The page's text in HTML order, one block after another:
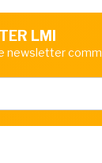
LMI
newsletter